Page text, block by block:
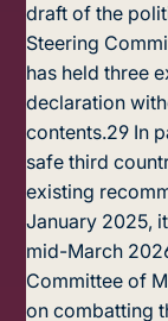
draft of the
Steering
has held three
declaration
contents.29 In
safe third
existing
January 2025,
mid-March
Committee of
on combatting